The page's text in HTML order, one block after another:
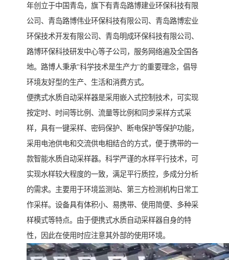
年创立于中国青岛，旗下有青岛路博建业环保科技有限
公司、青岛路博伟业环保科技有限公司、青岛路博宏业
环保技术开发有限公司、青岛明成环保科技有限公司、
路博环保科技研发中心等子公司，服务网络遍及全国各
地。路博人秉承"科学技术是生产力"的重要理念，倡导
环境友好型的生产、生活和消费方式。
便携式水质自动采样器是采用嵌入式控制技术，可实现
按定时、时间等比例、流量等比例和同步采样方式采
样，具有一键采样、密码保护、断电保护等保护功能，
采用电池供电和交流供电相结合的方式，便于携带的一
款智能水质自动采样器。科学严谨的水样平行技术，可
实现水样较大程度的一致，满足平行质控，多成分分析
的需求。主要用于环境监测站、第三方检测机构日常工
作采样。设备具有体积小、易携带、使用简便、多种采
样模式等特点。由于便携式水质自动采样器自身的特
性，因此在使用时应注意其外部的使用环境。